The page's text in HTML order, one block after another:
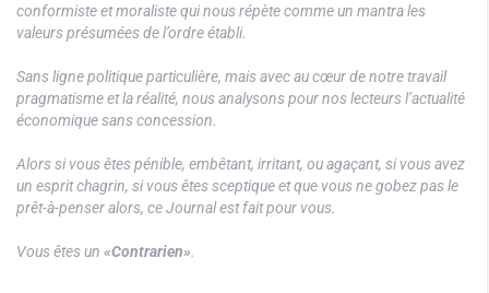
conformiste et moraliste qui nous répète comme un mantra les
valeurs présumées de l’ordre établi.
Sans ligne politique particulière, mais avec au cœur de notre travail
pragmatisme et la réalité, nous analysons pour nos lecteurs l’actualité
économique sans concession.
Alors si vous êtes pénible, embêtant, irritant, ou agaçant, si vous avez
un esprit chagrin, si vous êtes sceptique et que vous ne gobez pas le
prêt-à-penser alors, ce Journal est fait pour vous.
Vous êtes un «Contrarien».